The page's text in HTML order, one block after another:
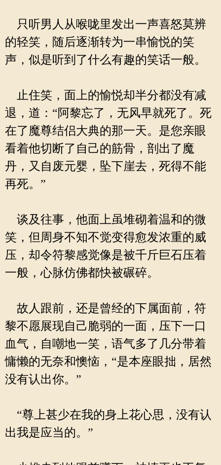
只听男人从喉咙里发出一声喜怒莫辨
的轻笑，随后逐渐转为一串愉悦的笑
声，似是听到了什么有趣的笑话一般。
止住笑，面上的愉悦却半分都没有减
退，道：“阿黎忘了，无风早就死了。死
在了魔尊结侣大典的那一天。是您亲眼
看着他切断了自己的筋骨，剖出了魔
丹，又自废元婴，坠下崖去，死得不能
再死。”
谈及往事，他面上虽堆砌着温和的微
笑，但周身不知不觉变得愈发浓重的威
压，却令符黎感觉像是被千斤巨石压着
一般，心脉仿佛都快被碾碎。
故人跟前，还是曾经的下属面前，符
黎不愿展现自己脆弱的一面，压下一口
血气，自嘲地一笑，语气多了几分带着
慵懒的无奈和懊恼，“是本座眼拙，居然
没有认出你。”
“尊上甚少在我的身上花心思，没有认
出我是应当的。”